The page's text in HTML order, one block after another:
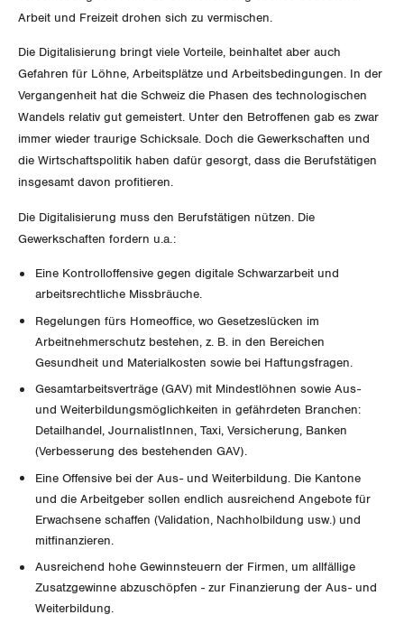
Aussenwirtschaft
Berufliche Vorsorge
Unfallversicherung
Gesundheit
SERVICE PUBLIC
Verkehr
Post
Energie und Umwelt
Gleichstellung von Frauen und Männern
Gleichstellung von LGBTI
International
Schweiz
Landesstreik
GEWERKSCHAFTSMITGLIED WERDEN
LOHNRECHNER
NEWSLETTER
Bestellformular
WIR ÜBER UNS
GREMIEN
Präsidialausschuss
Jugendkommission
ZENTRALSEKRETARIAT
KANTONALE BÜNDE
Beide Basel
ANGESCHLOSSENE VERBÄNDE
OFFENE STELLEN
Medien
Publikationen
Artikel
Medienmitteilungen
Dossier
Vernehmlassungen
Der Europa-Blog
Kontakt
Arbeit und Freizeit drohen sich zu vermischen.
Die Digitalisierung bringt viele Vorteile, beinhaltet aber auch
Gefahren für Löhne, Arbeitsplätze und Arbeitsbedingungen. In der
Vergangenheit hat die Schweiz die Phasen des technologischen
Wandels relativ gut gemeistert. Unter den Betroffenen gab es zwar
immer wieder traurige Schicksale. Doch die Gewerkschaften und
die Wirtschaftspolitik haben dafür gesorgt, dass die Berufstätigen
insgesamt davon profitieren.
Die Digitalisierung muss den Berufstätigen nützen. Die
Gewerkschaften fordern u.a.:
Eine Kontrolloffensive gegen digitale Schwarzarbeit und
arbeitsrechtliche Missbräuche.
Regelungen fürs Homeoffice, wo Gesetzeslücken im
Arbeitnehmerschutz bestehen, z. B. in den Bereichen
Gesundheit und Materialkosten sowie bei Haftungsfragen.
Gesamtarbeitsverträge (GAV) mit Mindestlöhnen sowie Aus-
und Weiterbildungsmöglichkeiten in gefährdeten Branchen:
Detailhandel, JournalistInnen, Taxi, Versicherung, Banken
(Verbesserung des bestehenden GAV).
Eine Offensive bei der Aus- und Weiterbildung. Die Kantone
und die Arbeitgeber sollen endlich ausreichend Angebote für
Erwachsene schaffen (Validation, Nachholbildung usw.) und
mitfinanzieren.
Ausreichend hohe Gewinnsteuern der Firmen, um allfällige
Zusatzgewinne abzuschöpfen - zur Finanzierung der Aus- und
Weiterbildung.